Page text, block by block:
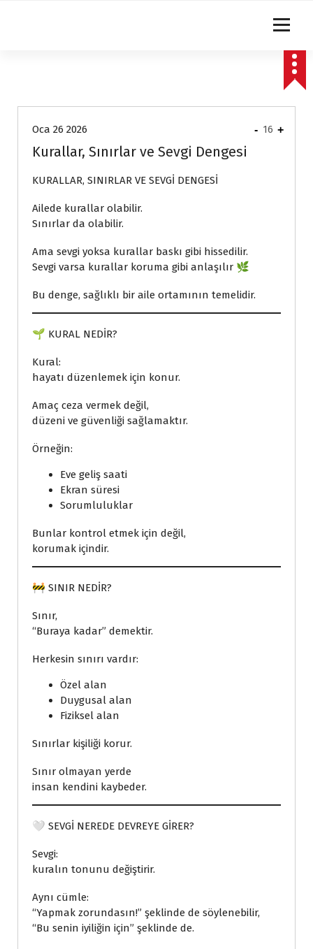
Oca 26 2026
Kurallar, Sınırlar ve Sevgi Dengesi
KURALLAR, SINIRLAR VE SEVGİ DENGESİ
Ailede kurallar olabilir.
Sınırlar da olabilir.
Ama sevgi yoksa kurallar baskı gibi hissedilir.
Sevgi varsa kurallar koruma gibi anlaşılır 🌿
Bu denge, sağlıklı bir aile ortamının temelidir.
🌱 KURAL NEDİR?
Kural:
hayatı düzenlemek için konur.
Amaç ceza vermek değil,
düzeni ve güvenliği sağlamaktır.
Örneğin:
Eve geliş saati
Ekran süresi
Sorumluluklar
Bunlar kontrol etmek için değil,
korumak içindir.
🚧 SINIR NEDİR?
Sınır,
“Buraya kadar” demektir.
Herkesin sınırı vardır:
Özel alan
Duygusal alan
Fiziksel alan
Sınırlar kişiliği korur.
Sınır olmayan yerde
insan kendini kaybeder.
🤍 SEVGİ NEREDE DEVREYE GİRER?
Sevgi:
kuralın tonunu değiştirir.
Aynı cümle:
“Yapmak zorundasın!” şeklinde de söylenebilir,
“Bu senin iyiliğin için” şeklinde de.
- 16 +